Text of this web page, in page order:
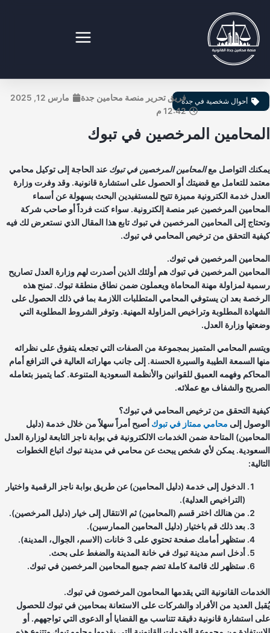
أحوال شخصية في جدةفريق تحرير منصة محامين جدة
مارس 12, 2025
12:42 م
المرخصين في تبوك
التواصل معالمحامين المرخصين في تبوكعند الحاجة إلى توكيل محامي
للتعامل مع قضيتك أو الحصول على استشارة قانونية. وقد وفرت وزارة
خدمة الكترونية مميزة تتيح للمستفيدين البحث بسهولة عن أسماء
المرخصين عبر منصة إلكترونية. سواء كنت فرداً أو صاحب شركة
إلى المحامين المرخصين في تبوك تابع هذا المقال الذي نستعرض لك فيه
التحقق من ترخيص المحامي في تبوك.
المرخصين في تبوك.
المرخصين في تبوك هم أولئك الذين أصدرت لهم وزارة العدل تصاريح
لمزاولة مهنة المحاماة ويعملون ضمن نطاق منطقة تبوك. تمنح هذه
بعد ان يستوفي المحامي المتطلبات اللازمة بما في ذلك الحصول على
المطلوبة وتراخيص المزاولة المهنية. وتوفر الشروط المطلوبة التي
وزارة العدل.
المحامي المتميز بمجموعة من الصفات التي تجعله يتفوق على نظرائه
السمعة الطيبة والسيرة الحسنة. إلى جانب مهاراته العالية في الترافع أمام
وفهمه العميق للقوانين والأنظمة السعودية المتنوعة. كما يتميز بتعامله
والشفاف مع عملائه.
التحقق من ترخيص المحامي في تبوك؟
إلىمحاميممتاز في تبوكأصبح أمراً سهلاً من خلال خدمة (دليل
المتاحة ضمن الخدمات الالكترونية في بوابة ناجز التابعة لوزارة العدل
يمكن لأي شخص يبحث عن محامي في مدينة تبوك اتباع الخطوات
الدخول إلى خدمة (دليل المحامين) عن طريق بوابة ناجز الرقمية واختيار
(التراخيص العدلية).
من هنالك اختر قسم (المحامين) ثم الانتقال إلى خيار (دليل المرخصين).
بعد ذلك قم باختيار (دليل المحامين الممارسين).
ستظهر أمامك صفحة تحتوي على 3 خانات (الاسم، الجوال، المدينة).
أدخل اسم مدينة تبوك في خانة المدينة والضغط على بحث.
ستظهر لك قائمة كاملة تضم جميع المحامين المرخصين في تبوك.
القانونية التي يقدمها المحامون المرخصون في تبوك.
العديد من الأفراد والشركات على الاستعانة بمحامين في تبوك للحصول
استشارة قانونية دقيقة تتناسب مع القضايا أو الدعوى التي تواجههم. أو